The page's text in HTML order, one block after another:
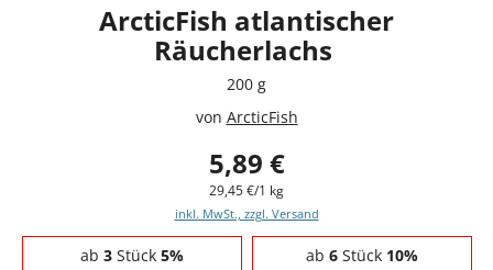
ArcticFish atlantischer
Räucherlachs
200 g
von ArcticFish
5,89 €
29,45 €/1 kg
inkl. MwSt., zzgl. Versand
Staffelpreise - Mengenrabatt
ab 3Stück 5% ab 6Stück 10%